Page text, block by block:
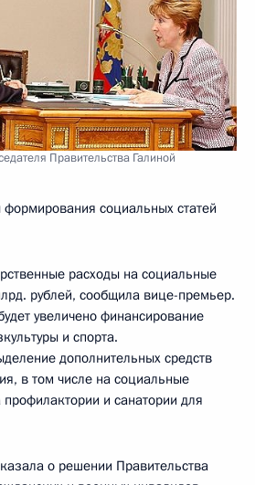
Правительства Галиной
социальных статей
расходы на социальные
рублей, сообщила вице-премьер.
увеличено финансирование
и спорта.
дополнительных средств
в том числе на социальные
и санатории для
о решении Правительства